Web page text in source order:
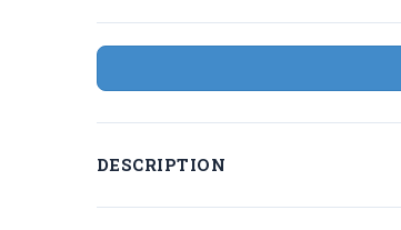
DESCRIPTION